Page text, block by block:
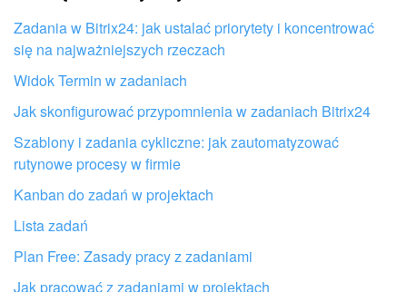
Nie podoba mi się sposób działania tego narzędzia
Zadania w Bitrix24: jak ustalać priorytety i koncentrować
się na najważniejszych rzeczach
Widok Termin w zadaniach
Jak skonfigurować przypomnienia w zadaniach Bitrix24
Szablony i zadania cykliczne: jak zautomatyzować
rutynowe procesy w firmie
Kanban do zadań w projektach
Lista zadań
Plan Free: Zasady pracy z zadaniami
Jak pracować z zadaniami w projektach